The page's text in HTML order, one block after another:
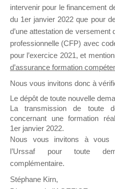
Ce groupe est destiné
Formation qui
Propositions Mallette du
sur lequel il est possible
ou poser une question.
NB : Il est nécessaire
pouvoir rejoindre ce
intervenir pour le financement
du 1er janvier 2022 que pour
d’une attestation de versement
professionnelle (CFP) avec
pour l’exercice 2021, et
d’assurance formation
Nous vous invitons donc à
Le dépôt de toute nouvelle
La transmission de toute
concernant une formation
1er janvier 2022.
Nous vous invitons à vous
l’Urssaf pour toute
complémentaire.
Stéphane Kirn,